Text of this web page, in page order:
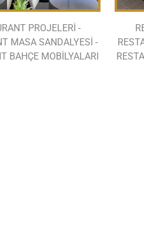
PROJELERİ -
MASA SANDALYESİ -
BAHÇE MOBİLYALARI